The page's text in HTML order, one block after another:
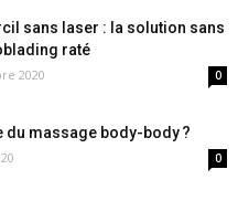
sans laser : la solution sans
raté
2020 0
du massage body-body ?
0